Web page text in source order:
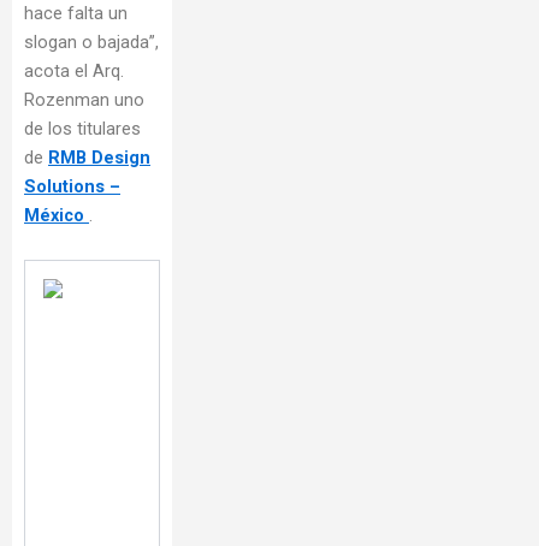
hace falta un
slogan o bajada”,
acota el Arq.
Rozenman uno
de los titulares
de RMB Design
Solutions –
México